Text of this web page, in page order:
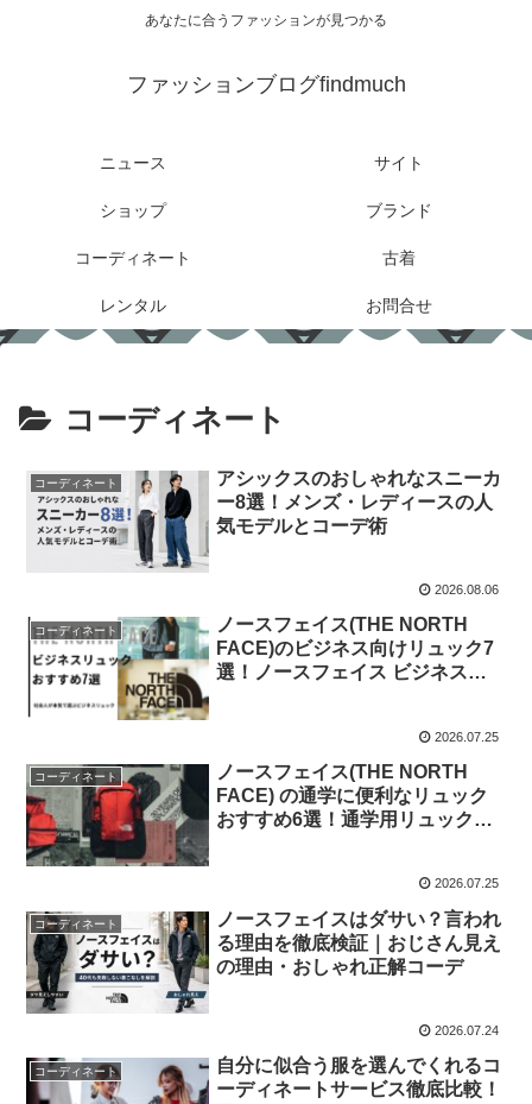
あなたに合うファッションが見つかる
ファッションブログfindmuch
ニュース サイト
ショップ ブランド
コーディネート 古着
レンタル お問合せ
コーディネート
コーディネート
アシックスのおしゃれなスニーカ
ー8選！メンズ・レディースの人
気モデルとコーデ術
2026.08.06
コーディネート
ノースフェイス(THE NORTH
FACE)のビジネス向けリュック7
選！ノースフェイス ビジネスリ
2026.07.25
コーディネート
ノースフェイス(THE NORTH
FACE) の通学に便利なリュック
おすすめ6選！通学用リュックお
2026.07.25
コーディネート
ノースフェイスはダサい？言われ
る理由を徹底検証｜おじさん見え
の理由・おしゃれ正解コーデ
2026.07.24
コーディネート
自分に似合う服を選んでくれるコ
ーディネートサービス徹底比較！